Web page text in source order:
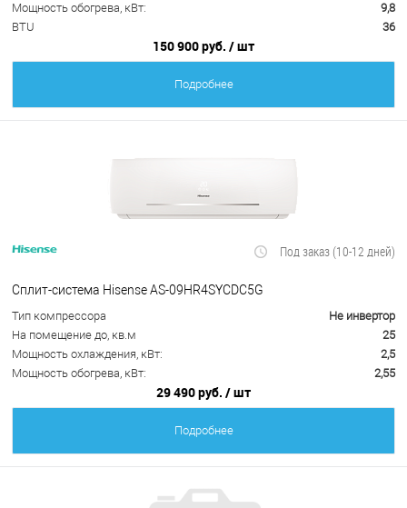
Мощность обогрева, кВт:
9,8
BTU
36
150 900 руб. / шт
Подробнее
Под заказ (10-12 дней)
Сплит-система Hisense AS-09HR4SYCDC5G
Тип компрессора
Не инвертор
На помещение до, кв.м
25
Мощность охлаждения, кВт:
2,5
Мощность обогрева, кВт:
2,55
29 490 руб. / шт
Подробнее